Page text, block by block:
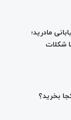
مادرید؛
شکلات
بخرید؟